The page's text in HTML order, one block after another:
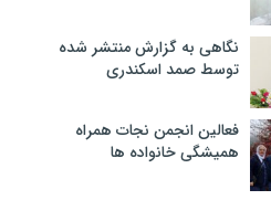
نگاهی به گزارش منتشر شده
توسط صمد اسکندری
فعالین انجمن نجات همراه
همیشگی خانواده ها